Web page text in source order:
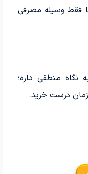
فقط وسیله مصرفی
نگاه منطقی داره؛
درست خرید.